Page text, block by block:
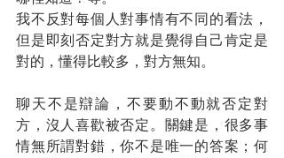
我不反對每個人對事情有不同的看法，
但是即刻否定對方就是覺得自己肯定是
對的，懂得比較多，對方無知。
聊天不是辯論，不要動不動就否定對
方，沒人喜歡被否定。關鍵是，很多事
情無所謂對錯，你不是唯一的答案；何